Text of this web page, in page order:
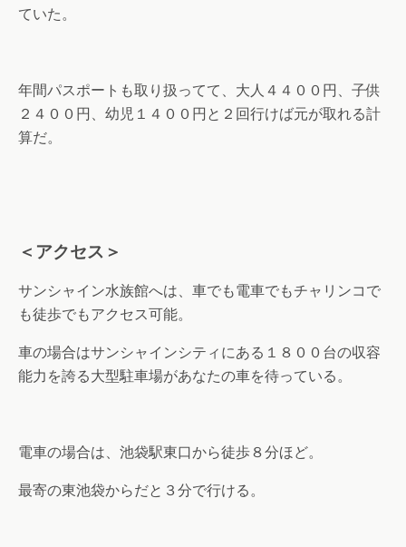
ていた。
年間パスポートも取り扱ってて、大人４４００円、子供
２４００円、幼児１４００円と２回行けば元が取れる計
算だ。
＜アクセス＞
サンシャイン水族館へは、車でも電車でもチャリンコで
も徒歩でもアクセス可能。
車の場合はサンシャインシティにある１８００台の収容
能力を誇る大型駐車場があなたの車を待っている。
電車の場合は、池袋駅東口から徒歩８分ほど。
最寄の東池袋からだと３分で行ける。